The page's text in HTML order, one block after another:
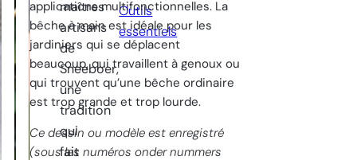
applications multifonctionnelles. La
bêche à main est idéale pour les
jardiniers qui se déplacent
beaucoup, qui travaillent à genoux ou
qui trouvent qu’une bêche ordinaire
est trop grande et trop lourde.
Ce dessin ou modèle est enregistré
(sous les numéros onder nummers
maîtres
artisans
de
Sneeboer,
une
tradition
qui
fait
Outils
essentiels